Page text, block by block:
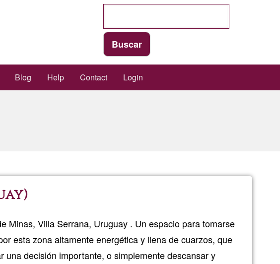
Blog Help Contact Login
Minas, Villa Serrana, Uruguay . Un espacio para tomarse
esta zona altamente energética y llena de cuarzos, que
decisión importante, o simplemente descansar y